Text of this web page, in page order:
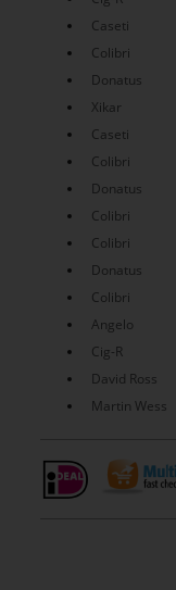
Caseti
Colibri
Donatus
Xikar
Caseti
Colibri
Donatus
Colibri
Colibri
Donatus
Colibri
Angelo
Cig-R
David Ross
Martin Wess